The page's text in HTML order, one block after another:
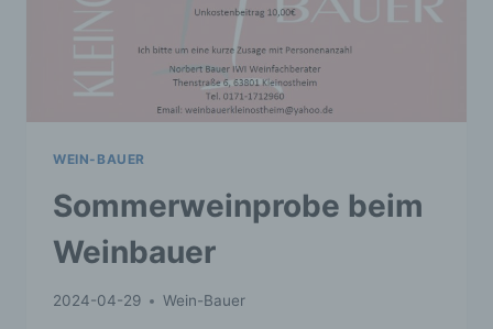
WEIN-BAUER
Sommerweinprobe beim
Weinbauer
2024-04-29 Wein-Bauer